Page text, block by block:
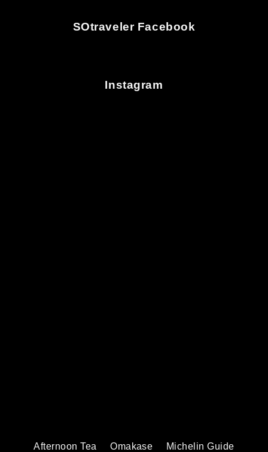
SOtraveler Facebook
Instagram
Afternoon Tea Omakase
Michelin Guide